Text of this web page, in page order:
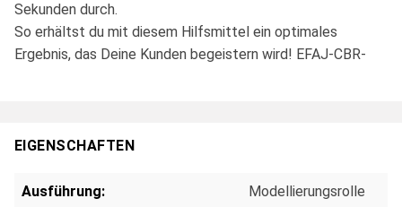
Sekunden durch.
So erhältst du mit diesem Hilfsmittel ein optimales
Ergebnis, das Deine Kunden begeistern wird! EFAJ-CBR-
EIGENSCHAFTEN
Ausführung: Modellierungsrolle